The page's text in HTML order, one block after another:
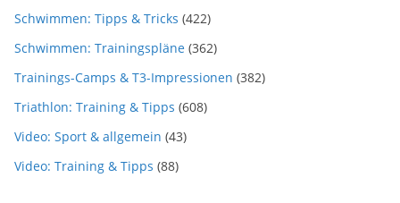
Schwimmen: Tipps & Tricks (422)
Schwimmen: Trainingspläne (362)
Trainings-Camps & T3-Impressionen (382)
Triathlon: Training & Tipps (608)
Video: Sport & allgemein (43)
Video: Training & Tipps (88)